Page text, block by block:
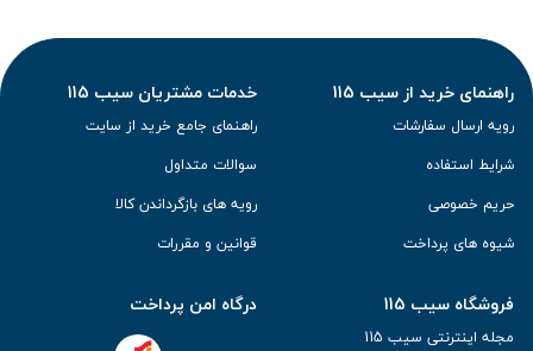
راهنمای خرید از سیب 115
رویه ارسال سفارشات
شرایط استفاده
حریم خصوصی
شیوه های پرداخت
خدمات مشتریان سیب 115
راهنمای جامع خرید از سایت
سوالات متداول
رویه های بازگرداندن کالا
قوانین و مقررات
فروشگاه سیب 115
مجله اینترنتی سیب 115
درگاه امن پرداخت